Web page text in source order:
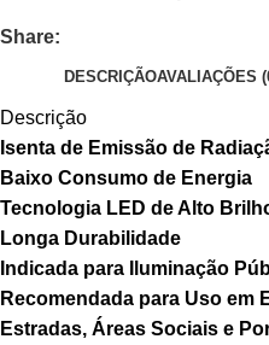
Share:
DESCRIÇÃOAVALIAÇÕES
Descrição
Isenta de Emissão de
Baixo Consumo de Energia
Tecnologia LED de Alto
Longa Durabilidade
Indicada para Iluminação
Recomendada para Uso em
Estradas, Áreas Sociais e